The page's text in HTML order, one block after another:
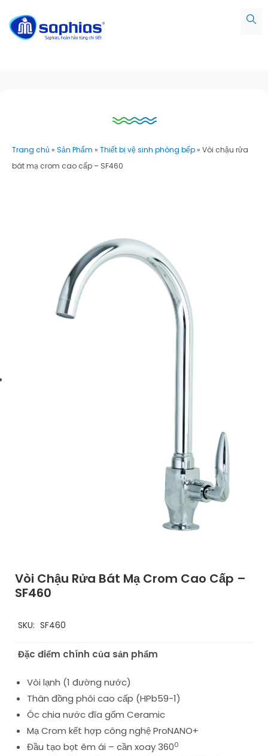
Trang chủ » Sản Phẩm » Thiết bị vệ sinh phòng bếp» Vòi chậu rửa
bát mạ crom cao cấp – SF460
Vòi Chậu Rửa Bát Mạ Crom Cao Cấp –
SF460
SKU: SF460
Đặc điểm chính của sản phẩm
Vòi lạnh (1 đường nước)
Thân đồng phôi cao cấp (HPb59-1)
Óc chia nước đĩa gốm Ceramic
Mạ Crom kết hợp công nghệ ProNANO+
Đầu tạo bọt êm ái – cần xoay 3600